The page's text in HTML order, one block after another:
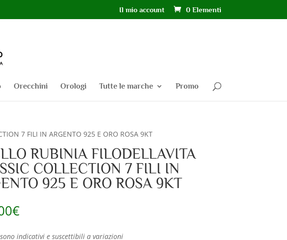
Il mio account 0 Elementi
Orecchini Orologi Tutte le marche Promo
7 FILI IN ARGENTO 925 E ORO ROSA 9KT
RUBINIA FILODELLAVITA
COLLECTION 7 FILI IN
925 E ORO ROSA 9KT
€
indicativi e suscettibili a variazioni